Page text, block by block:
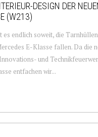
DESIGN DER
(W213)
es endlich soweit, die
E-Klasse fallen. Da die
und
entfachen wir...